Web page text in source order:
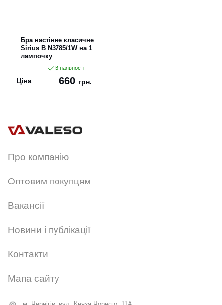
Бра настінне класичне
Sirius B N3785/1W на 1
лампочку
В наявності
Ціна 660 грн.
Про компанію
Оптовим покупцям
Вакансії
Новини і публікації
Контакти
Мапа сайту